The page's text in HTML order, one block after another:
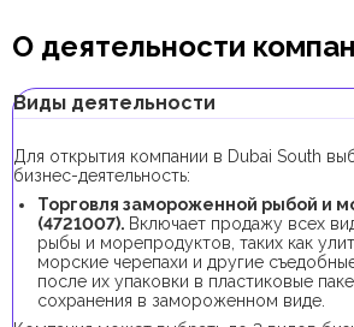
О деятельности
Виды деятельности
Для открытия компании в Dubai South
бизнес-деятельность:
Торговля замороженной рыбой и
(4721007). Включает продажу всех
рыбы и морепродуктов, таких как
морские черепахи и другие
после их упаковки в пластиковые
сохранения в замороженном виде.